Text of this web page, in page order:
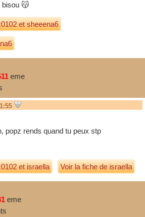
bisou 😽
etsheeena6
eme
popz rends quand tu peux stp
etisraella Voir la fiche de israella
eme